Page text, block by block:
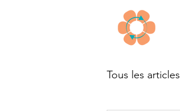
Tous les articles